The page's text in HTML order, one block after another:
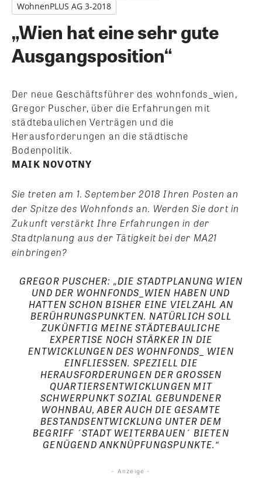
WohnenPLUS AG 3-2018
„Wien hat eine sehr gute
Ausgangsposition“
Der neue Geschäftsführer des wohnfonds_wien,
Gregor Puscher, über die Erfahrungen mit
städtebaulichen Verträgen und die
Herausforderungen an die städtische
Bodenpolitik.
MAIK NOVOTNY
Sie treten am 1. September 2018 Ihren Posten an
der Spitze des Wohnfonds an. Werden Sie dort in
Zukunft verstärkt Ihre Erfahrungen in der
Stadtplanung aus der Tätigkeit bei der MA21
einbringen?
GREGOR PUSCHER: „DIE STADTPLANUNG WIEN
UND DER WOHNFONDS_WIEN HABEN UND
HATTEN SCHON BISHER EINE VIELZAHL AN
BERÜHRUNGSPUNKTEN. NATÜRLICH SOLL
ZUKÜNFTIG MEINE STÄDTEBAULICHE
EXPERTISE NOCH STÄRKER IN DIE
ENTWICKLUNGEN DES WOHNFONDS_ WIEN
EINFLIESSEN. SPEZIELL DIE H
ERAUSFORDERUNGEN DER GROSSEN QU
ARTIERSENTWICKLUNGEN MIT SC
HWERPUNKT SOZIAL GEBUNDENER WO
HNBAU, ABER AUCH DIE GESAMTE BE
STANDSENTWICKLUNG UNTER DEM BE
GRIFF ´STADT WEITERBAUEN´ BIETEN GE
NÜGEND ANKNÜPFUNGSPUNKTE.“
- Anzeige -